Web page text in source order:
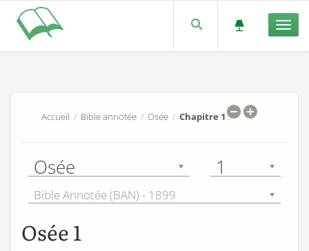
Accueil / Bible annotée/ Osée/ Chapitre 1
Osée 1
Bible Annotée (BAN) - 1899
Osée 1